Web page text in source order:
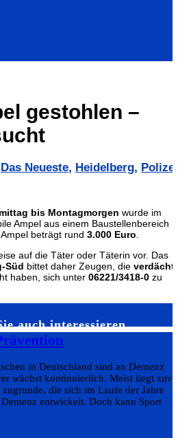
gestohlen –
Das Neueste, Heidelberg, Polizei
bis Montagmorgen wurde im
Ampel aus einem Baustellenbereich
beträgt rund 3.000 Euro.
auf die Täter oder Täterin vor. Das
Süd bittet daher Zeugen, die
haben, sich unter 06221/3418-0 zu
auch interessieren…
in Deutschland sind an Demenz
wächst kontinuierlich. Meist liegt
die sich im Laufe der Jahre
entwickelt. Doch kann Sport